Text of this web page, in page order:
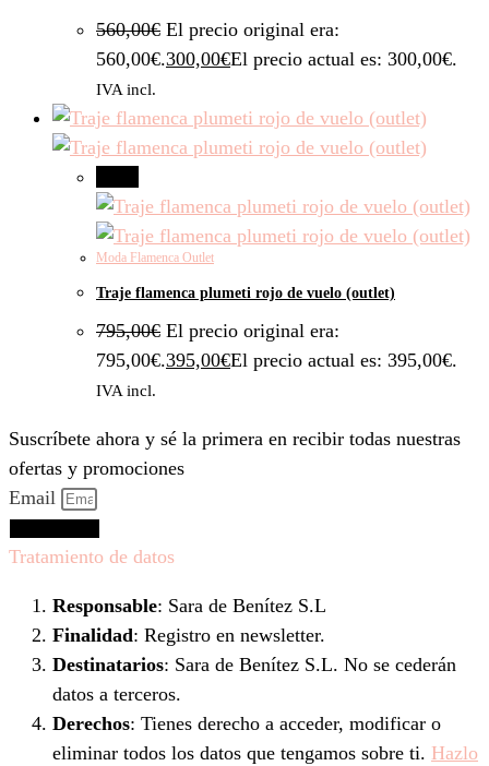
560,00€ El precio original era:
560,00€.300,00€El precio actual es: 300,00€.
IVA incl.
Moda Flamenca Outlet
Traje flamenca plumeti rojo de vuelo (outlet)
795,00€ El precio original era:
795,00€.395,00€El precio actual es: 395,00€.
IVA incl.
Suscríbete ahora y sé la primera en recibir todas nuestras
ofertas y promociones
Email
Tratamiento de datos
Responsable: Sara de Benítez S.L
Finalidad: Registro en newsletter.
Destinatarios: Sara de Benítez S.L. No se cederán
datos a terceros.
Derechos: Tienes derecho a acceder, modificar o
eliminar todos los datos que tengamos sobre ti. Hazlo